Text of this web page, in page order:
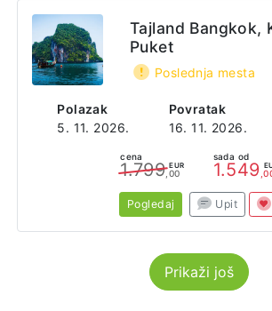
Polazak
5. 11. 2026.
Povratak
16. 11. 2026.
Tajland Bangkok,
Puket
Poslednja mesta
cena
1.799 EUR
,00
sada od
1.549
Pogledaj Upit
Prikaži još